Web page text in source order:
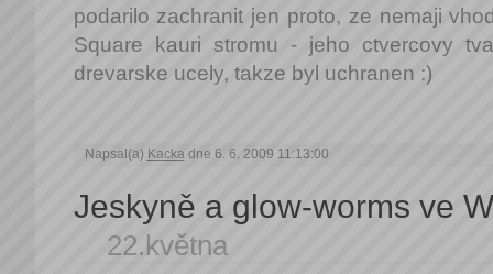
podarilo zachranit jen proto, ze nemaji
Square kauri stromu - jeho ctvercovy
drevarske ucely, takze byl uchranen :)
Napsal(a) Kackadne 6. 6. 2009 11:13:00
Jeskyně a glow-worms ve
22.května